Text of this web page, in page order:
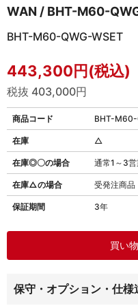
WAN / BHT-M60-
BHT-M60-QWG-WSET
443,300円(税込)
税抜 403,000円
商品コード BHT-M60-
在庫◎〇の場合 通常1～3
在庫△の場合 受発注商品
保証期間 3年
在庫 △
保守・オプション・仕様